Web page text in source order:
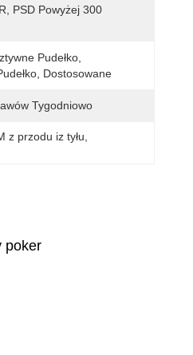
PSD Powyżej 300
Pudełko,
Dostosowane
Tygodniowo
z przodu iz tyłu
poker